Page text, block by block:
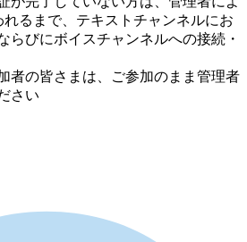
れるまで、テキストチャンネルにお
らびにボイスチャンネルへの接続・
者の皆さまは、ご参加のまま管理者
さい